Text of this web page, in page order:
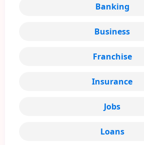
Banking
Business
Franchise
Insurance
Jobs
Loans